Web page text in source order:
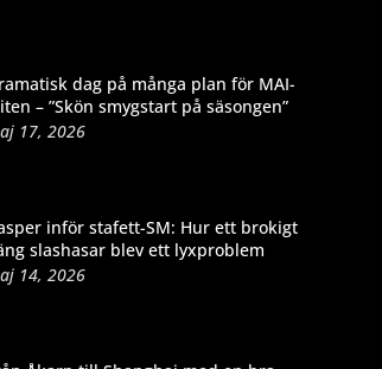
dag på många plan för MAI-
– ”Skön smygstart på säsongen”
17, 2026
inför stafett-SM: Hur ett brokigt
slashasar blev ett lyxproblem
14, 2026